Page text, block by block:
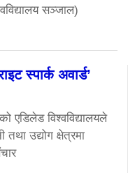
सञ्जाल)
स्पार्क अवार्ड’
एडिलेड विश्वविद्यालयले
तथा उद्योग क्षेत्रमा